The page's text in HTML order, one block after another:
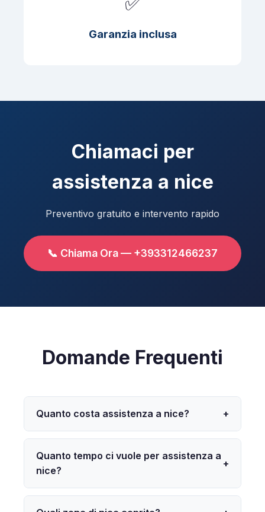
Garanzia inclusa
Chiamaci per
assistenza a nice
Preventivo gratuito e intervento rapido
📞 Chiama Ora — +393312466237
Domande Frequenti
Quanto costa assistenza a nice? +
Quanto tempo ci vuole per assistenza a
nice?
+